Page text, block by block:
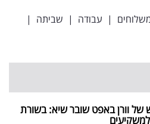
| עבודה | שביתה |
של וורן באפט שובר שיא: בשורת